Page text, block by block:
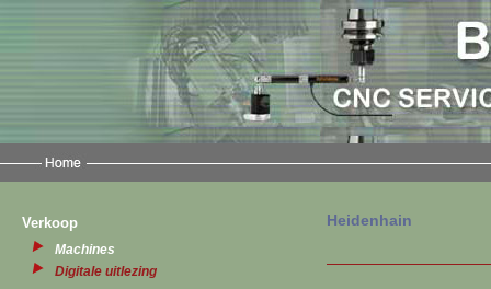
Verkoop
Machines
Digitale uitlezing
Heidenhain